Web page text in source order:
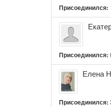
Присоединился:
Екатерина
Валерьевна
Енгалычева(
katja-
03@mail.ru)
Присоединился:
Елена
Николаевна
Тарадина(
Елена
Присоединился: